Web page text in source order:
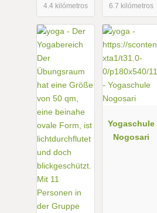
4.4 kilómetros
6.7 kilómetros
Yogaschule
Nogosari